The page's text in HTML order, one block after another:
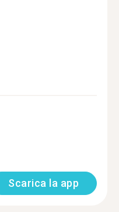
Scarica la app